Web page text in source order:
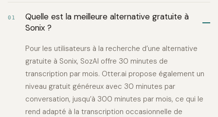
01
Quelle est la meilleure alternative gratuite à
Sonix ?
Pour les utilisateurs à la recherche d’une alternative
gratuite à Sonix, SozAI offre 30 minutes de
transcription par mois. Otter.ai propose également un
niveau gratuit généreux avec 30 minutes par
conversation, jusqu’à 300 minutes par mois, ce qui le
rend adapté à la transcription occasionnelle de